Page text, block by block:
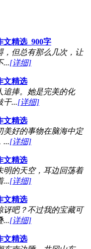
文精选_900字
，但总有那么几次，让
...[详细]
文精选
追捧。她是完美的化
干...[详细]
文精选
美好的事物在脑海中定
...[详细]
文精选
明的天空，耳边回荡着
...[详细]
文精选
讶吧？不过我的宝藏可
...[详细]
文精选